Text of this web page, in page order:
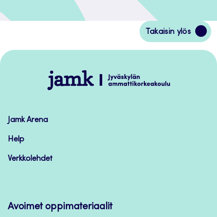
Takaisin ylös
Siirry
takaisin
Jamk
–
Jamk Arena
Help
Verkkolehdet
Avoimet oppimateriaalit